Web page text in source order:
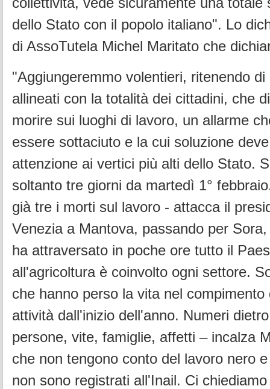
dello Stato con il popolo italiano". Lo
di AssoTutela Michel Maritato che
"Aggiungeremmo volentieri, ritenendo
allineati con la totalità dei cittadini, che
morire sui luoghi di lavoro, un allarme
essere sottaciuto e la cui soluzione
attenzione ai vertici più alti dello Stato.
soltanto tre giorni da martedì 1°
già tre i morti sul lavoro - attacca il
Venezia a Mantova, passando per
ha attraversato in poche ore tutto il
all'agricoltura è coinvolto ogni settore.
che hanno perso la vita nel compimento
attività dall'inizio dell'anno. Numeri
persone, vite, famiglie, affetti – incalza
che non tengono conto del lavoro nero
non sono registrati all'Inail. Ci